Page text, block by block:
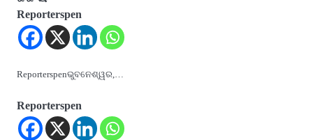
Reporterspen
Reporterspenଭୁବନେଶ୍ୱର,…
Reporterspen